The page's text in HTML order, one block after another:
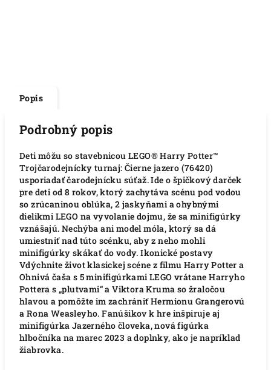
Popis
Podrobný popis
Deti môžu so stavebnicou LEGO® Harry Potter™
Trojčarodejnícky turnaj: Čierne jazero (76420)
usporiadať čarodejnícku súťaž. Ide o špičkový darček
pre deti od 8 rokov, ktorý zachytáva scénu pod vodou
so zrúcaninou oblúka, 2 jaskyňami a ohybnými
dielikmi LEGO na vyvolanie dojmu, že sa minifigúrky
vznášajú. Nechýba ani model móla, ktorý sa dá
umiestniť nad túto scénku, aby z neho mohli
minifigúrky skákať do vody. Ikonické postavy
Vdýchnite život klasickej scéne z filmu Harry Potter a
Ohnivá čaša s 5 minifigúrkami LEGO vrátane Harryho
Pottera s „plutvami“ a Viktora Kruma so žraločou
hlavou a pomôžte im zachrániť Hermionu Grangerovú
a Rona Weasleyho. Fanúšikov k hre inšpiruje aj
minifigúrka Jazerného človeka, nová figúrka
hlbočníka na marec 2023 a doplnky, ako je napríklad
žiabrovka.